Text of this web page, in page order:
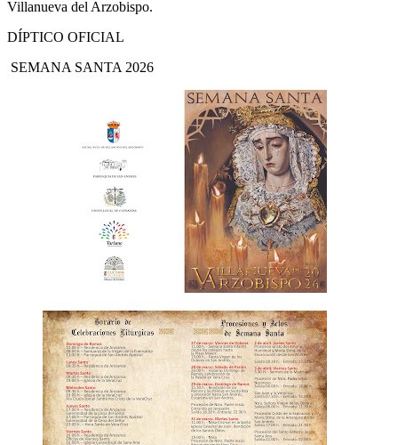
Villanueva del Arzobispo.
DÍPTICO OFICIAL
SEMANA SANTA 2026